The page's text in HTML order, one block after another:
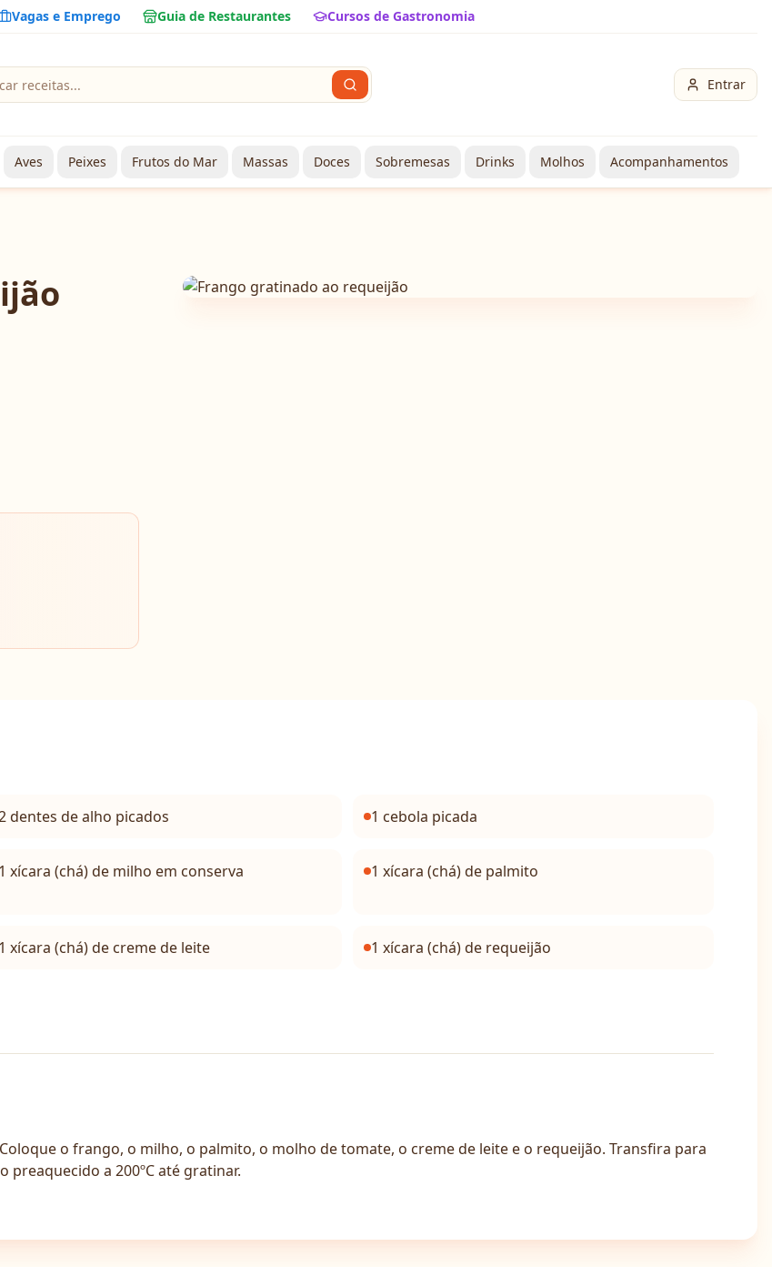
Vagas e Emprego Guia de Restaurantes Cursos de Gastronomia
Entrar
Aves Peixes Frutos do Mar Massas Doces Sobremesas Drinks Molhos Acompanhamentos
dentes de alho picados 1 cebola picada
1 xícara (chá) de milho em conserva 1 xícara (chá) de palmito
1 xícara (chá) de creme de leite 1 xícara (chá) de requeijão
o frango, o milho, o palmito, o molho de tomate, o creme de leite e o requeijão. Transfira para
preaquecido a 200ºC até gratinar.